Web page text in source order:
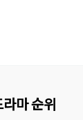
마 순위